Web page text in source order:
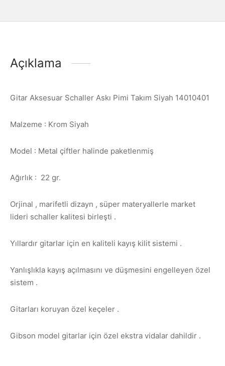
Açıklama
Gitar Aksesuar Schaller Askı Pimi Takım Siyah 14010401
Malzeme : Krom Siyah
Model : Metal çiftler halinde paketlenmiş
Ağırlık : 22 gr.
Orjinal , marifetli dizayn , süper materyallerle market
lideri schaller kalitesi birleşti .
Yıllardır gitarlar için en kaliteli kayış kilit sistemi .
Yanlışlıkla kayış açılmasını ve düşmesini engelleyen özel
sistem .
Gitarları koruyan özel keçeler .
Gibson model gitarlar için özel ekstra vidalar dahildir .